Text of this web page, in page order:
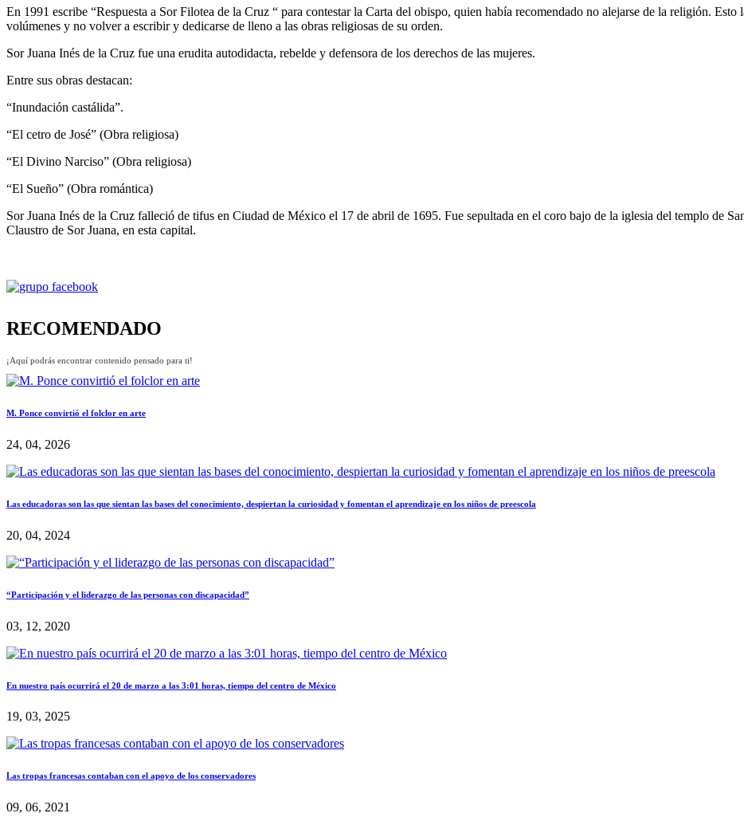
En 1991 escribe “Respuesta a Sor Filotea de la Cruz “ para contestar la Carta del obispo, quien había recomendado no alejarse de la religión.
volúmenes y no volver a escribir y dedicarse de lleno a las obras religiosas de su orden.
Sor Juana Inés de la Cruz fue una erudita autodidacta, rebelde y defensora de los derechos de las mujeres.
Entre sus obras destacan:
“Inundación castálida”.
“El cetro de José” (Obra religiosa)
“El Divino Narciso” (Obra religiosa)
“El Sueño” (Obra romántica)
Sor Juana Inés de la Cruz falleció de tifus en Ciudad de México el 17 de abril de 1695. Fue sepultada en el coro bajo de la iglesia del templo de
Claustro de Sor Juana, en esta capital.
RECOMENDADO
¡Aquí podrás encontrar contenido pensado para ti!
M. Ponce convirtió el folclor en arte
24, 04, 2026
Las educadoras son las que sientan las bases del conocimiento, despiertan la curiosidad y fomentan el aprendizaje en los niños de preescola
20, 04, 2024
“Participación y el liderazgo de las personas con discapacidad”
03, 12, 2020
En nuestro país ocurrirá el 20 de marzo a las 3:01 horas, tiempo del centro de México
19, 03, 2025
Las tropas francesas contaban con el apoyo de los conservadores
09, 06, 2021